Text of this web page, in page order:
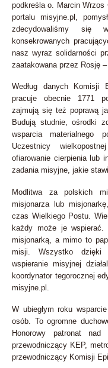
podkreśla o. Marcin Wrzos
portalu misyjne.pl,
zdecydowaliśmy się
konsekrowanych
nasz wyraz solidarności
zaatakowana przez Rosję
Według danych
pracuje obecnie 1771
zajmują się też poprawą
Budują studnie, ośrodki
wsparcia materialnego
Uczestnicy
ofiarowanie cierpienia lub
zadania misyjne, jakie
Modlitwa za polskich
misjonarza lub
czas Wielkiego Postu.
każdy może je
misjonarką, a mimo to
misji. Wszystko dzięki
wspieranie misyjnej
koordynator tegorocznej
misyjne.pl.
W ubiegłym roku
osób. To ogromne
Honorowy patronat
przewodniczący KEP,
przewodniczący Komisji